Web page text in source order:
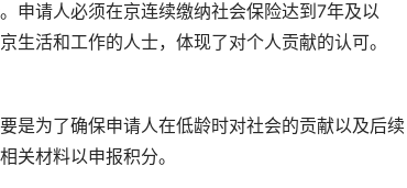
申请人必须在京连续缴纳社会保险达到7年及以
活和工作的人士，体现了对个人贡献的认可。
是为了确保申请人在低龄时对社会的贡献以及后续
关材料以申报积分。